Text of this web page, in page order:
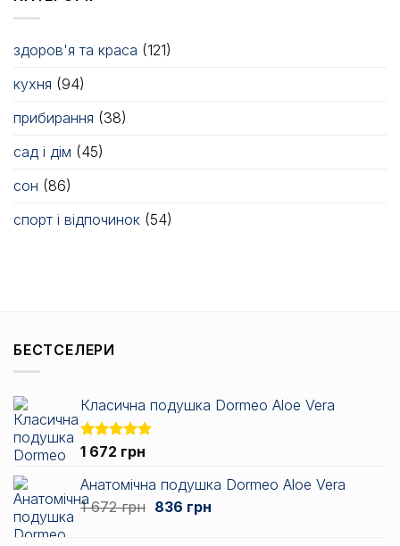
здоров'я та краса (121)
кухня (94)
прибирання (38)
сад і дім (45)
сон (86)
спорт і відпочинок (54)
БЕСТСЕЛЕРИ
Класична подушка Dormeo Aloe Vera
Оцінено в
з 5
1 672 грн
Анатомічна подушка Dormeo Aloe Vera
1 672грн Оригінальна
836 грнПоточна